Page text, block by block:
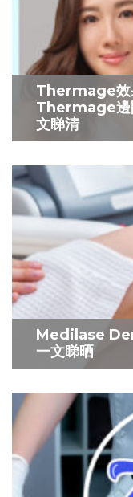
Thermage效
Thermage邊
文睇清
Medilase
一文睇晒